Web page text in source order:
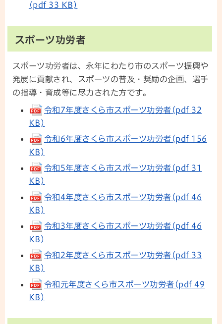
(pdf 33 KB)
スポーツ功労者
スポーツ功労者は、永年にわたり市のスポーツ振興や
発展に貢献され、スポーツの普及・奨励の企画、選手
の指導・育成等に尽力された方です。
令和7年度さくら市スポーツ功労者(pdf 32
KB)
令和6年度さくら市スポーツ功労者(pdf 156
KB)
令和5年度さくら市スポーツ功労者(pdf 31
KB)
令和4年度さくら市スポーツ功労者(pdf 46
KB)
令和3年度さくら市スポーツ功労者(pdf 46
KB)
令和2年度さくら市スポーツ功労者(pdf 33
KB)
令和元年度さくら市スポーツ功労者(pdf 49
KB)